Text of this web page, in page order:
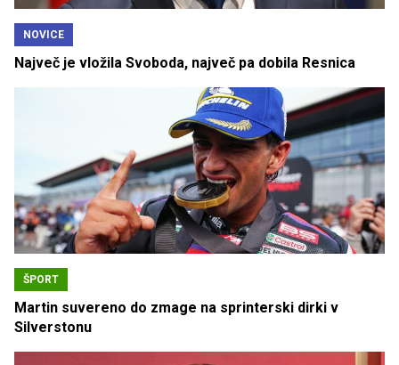
NOVICE
Največ je vložila Svoboda, največ pa dobila Resnica
ŠPORT
Martin suvereno do zmage na sprinterski dirki v
Silverstonu